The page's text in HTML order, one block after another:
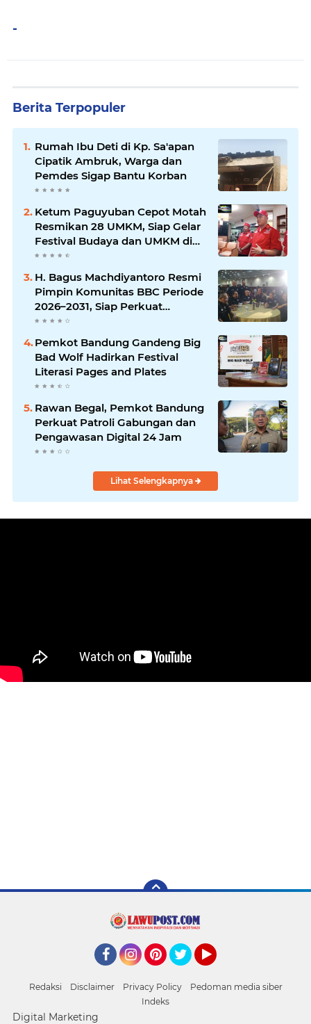
-
Berita Terpopuler
Rumah Ibu Deti di Kp. Sa'apan
Cipatik Ambruk, Warga dan
Pemdes Sigap Bantu Korban
Ketum Paguyuban Cepot Motah
Resmikan 28 UMKM, Siap Gelar
Festival Budaya dan UMKM di
Jalan Braga
H. Bagus Machdiyantoro Resmi
Pimpin Komunitas BBC Periode
2026–2031, Siap Perkuat
Solidaritas dan Hadirkan
Program Nyata untuk
Masyarakat
Pemkot Bandung Gandeng Big
Bad Wolf Hadirkan Festival
Literasi Pages and Plates
Rawan Begal, Pemkot Bandung
Perkuat Patroli Gabungan dan
Pengawasan Digital 24 Jam
Lihat Selengkapnya
Redaksi Disclaimer Privacy Policy
Pedoman media siber
Indeks
Digital Marketing